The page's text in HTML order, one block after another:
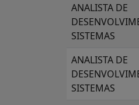
ANALISTA DE
SISTEMAS
ANALISTA DE
SISTEMAS